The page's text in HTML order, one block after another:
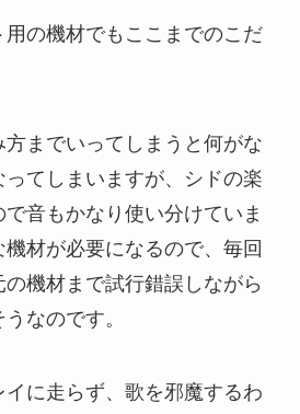
用の機材でもここまでのこだ
までいってしまうと何がな
てしまいますが、シドの楽
音もかなり使い分けていま
材が必要になるので、毎回
機材まで試行錯誤しながら
なのです。
に走らず、歌を邪魔するわ